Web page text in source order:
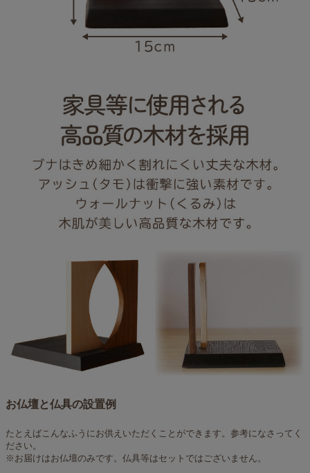
お仏壇と仏具の設置例
たとえばこんなふうにお供えいただくことができます。参考になさってく
ださい。
※お届けはお仏壇のみです。仏具等はセットではございません。